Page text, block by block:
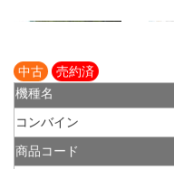
中古
売約済
機種名
コンバイン
商品コード